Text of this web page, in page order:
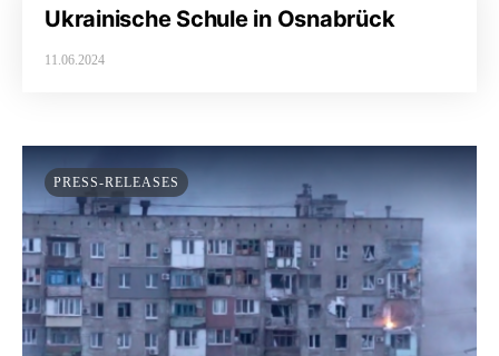
Ukrainische Schule in Osnabrück
11.06.2024
PRESS-RELEASES